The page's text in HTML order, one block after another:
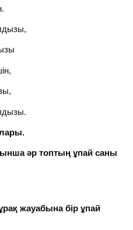
әр топтың ұпай саны
жауабына бір ұпай